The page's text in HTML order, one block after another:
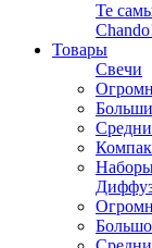
Те
Товары
Свечи